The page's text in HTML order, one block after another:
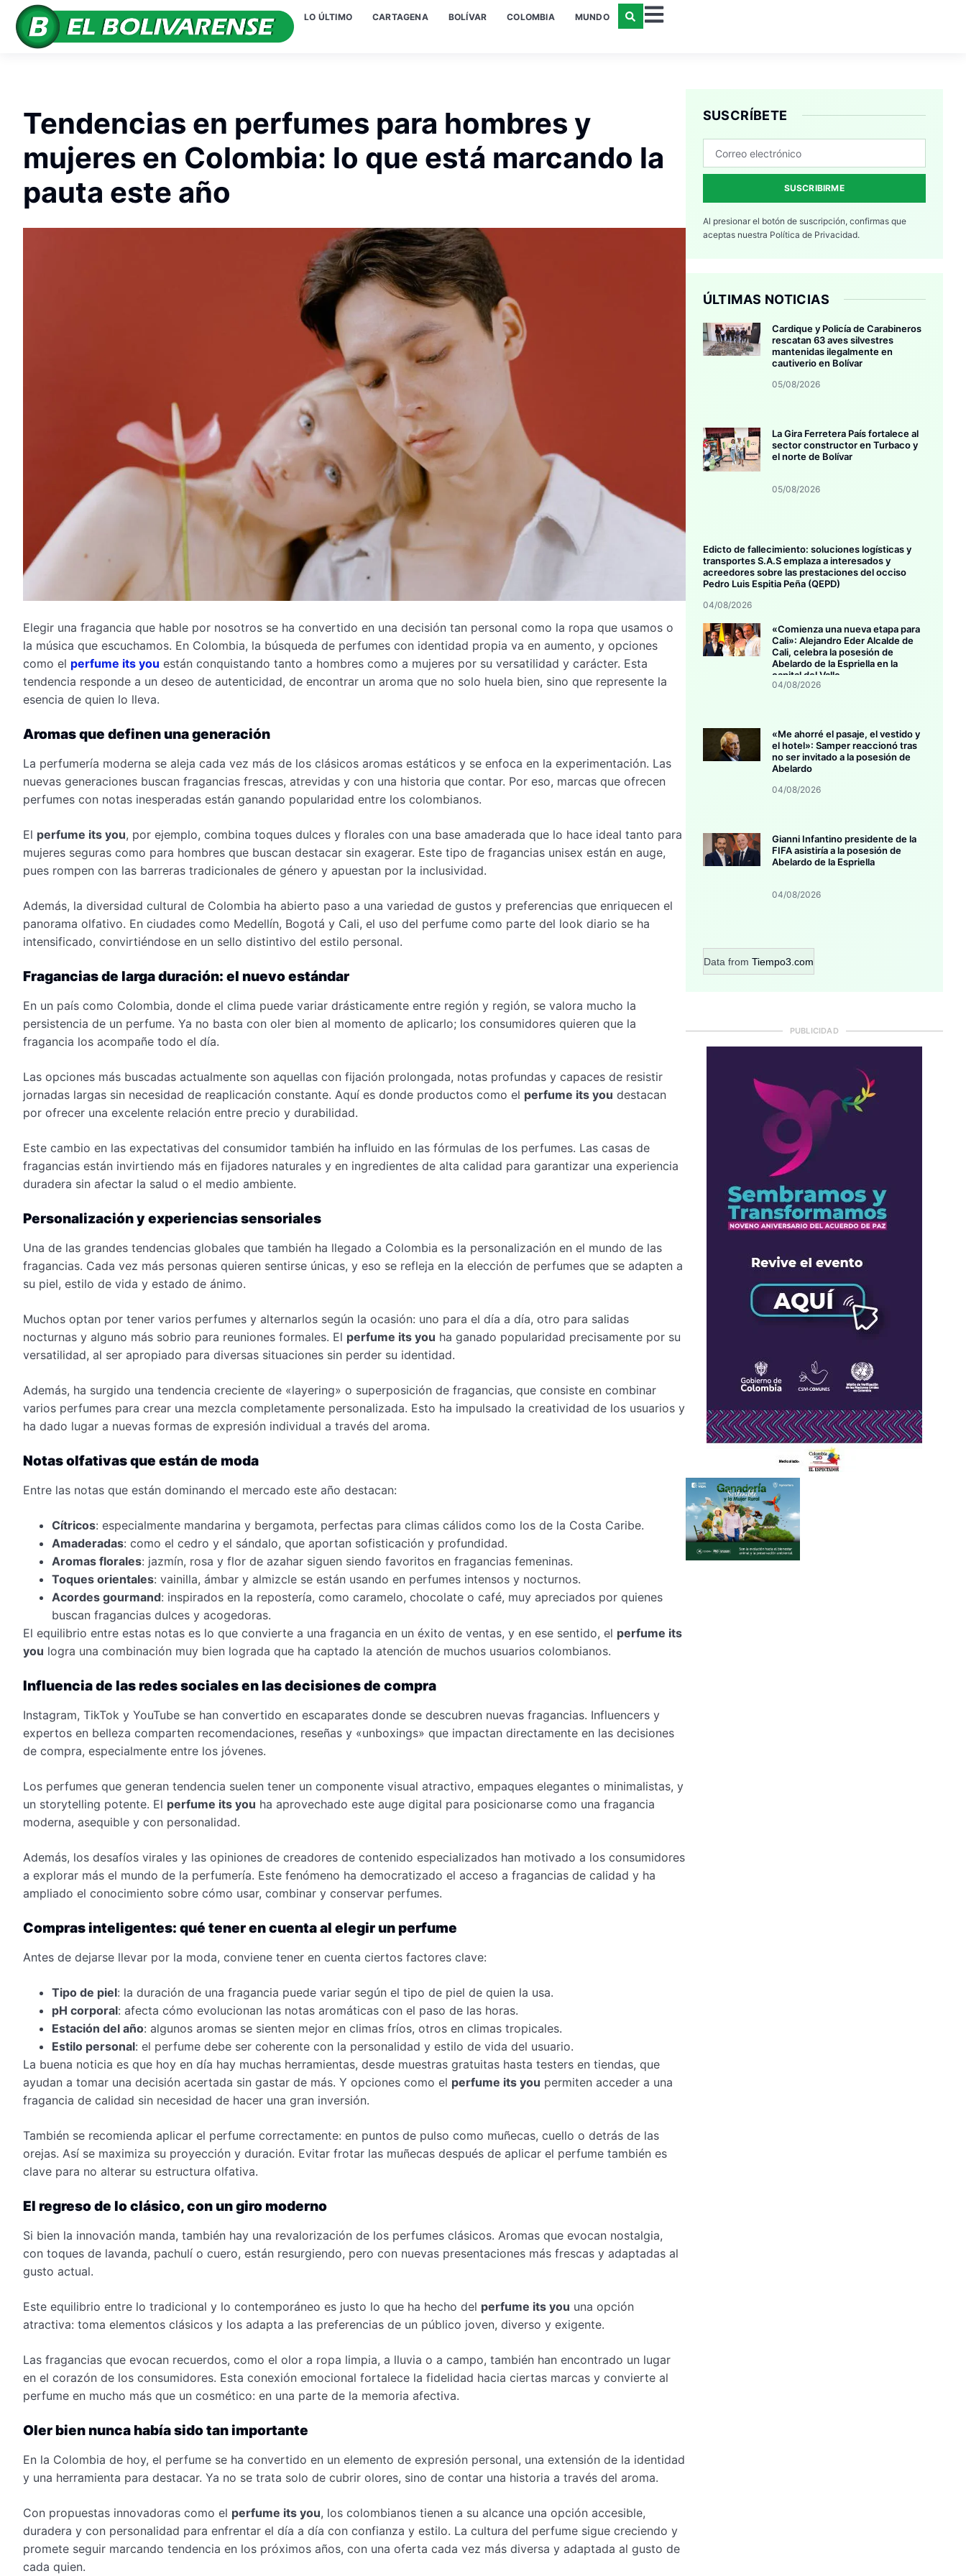
LO ÚLTIMO CARTAGENA BOLÍVAR COLOMBIA MUNDO
Tendencias en perfumes para hombres y
mujeres en Colombia: lo que está marcando la
pauta este año
Elegir una fragancia que hable por nosotros se ha convertido en una decisión tan personal como la ropa que usamos o
la música que escuchamos. En Colombia, la búsqueda de perfumes con identidad propia va en aumento, y opciones
como el perfume its you están conquistando tanto a hombres como a mujeres por su versatilidad y carácter. Esta
tendencia responde a un deseo de autenticidad, de encontrar un aroma que no solo huela bien, sino que represente la
esencia de quien lo lleva.
Aromas que definen una generación
La perfumería moderna se aleja cada vez más de los clásicos aromas estáticos y se enfoca en la experimentación. Las
nuevas generaciones buscan fragancias frescas, atrevidas y con una historia que contar. Por eso, marcas que ofrecen
perfumes con notas inesperadas están ganando popularidad entre los colombianos.
El perfume its you, por ejemplo, combina toques dulces y florales con una base amaderada que lo hace ideal tanto para
mujeres seguras como para hombres que buscan destacar sin exagerar. Este tipo de fragancias unisex están en auge,
pues rompen con las barreras tradicionales de género y apuestan por la inclusividad.
Además, la diversidad cultural de Colombia ha abierto paso a una variedad de gustos y preferencias que enriquecen el
panorama olfativo. En ciudades como Medellín, Bogotá y Cali, el uso del perfume como parte del look diario se ha
intensificado, convirtiéndose en un sello distintivo del estilo personal.
Fragancias de larga duración: el nuevo estándar
En un país como Colombia, donde el clima puede variar drásticamente entre región y región, se valora mucho la
persistencia de un perfume. Ya no basta con oler bien al momento de aplicarlo; los consumidores quieren que la
fragancia los acompañe todo el día.
Las opciones más buscadas actualmente son aquellas con fijación prolongada, notas profundas y capaces de resistir
jornadas largas sin necesidad de reaplicación constante. Aquí es donde productos como el perfume its you destacan
por ofrecer una excelente relación entre precio y durabilidad.
Este cambio en las expectativas del consumidor también ha influido en las fórmulas de los perfumes. Las casas de
fragancias están invirtiendo más en fijadores naturales y en ingredientes de alta calidad para garantizar una experiencia
duradera sin afectar la salud o el medio ambiente.
Personalización y experiencias sensoriales
Una de las grandes tendencias globales que también ha llegado a Colombia es la personalización en el mundo de las
fragancias. Cada vez más personas quieren sentirse únicas, y eso se refleja en la elección de perfumes que se adapten a
su piel, estilo de vida y estado de ánimo.
Muchos optan por tener varios perfumes y alternarlos según la ocasión: uno para el día a día, otro para salidas
nocturnas y alguno más sobrio para reuniones formales. El perfume its you ha ganado popularidad precisamente por su
versatilidad, al ser apropiado para diversas situaciones sin perder su identidad.
Además, ha surgido una tendencia creciente de «layering» o superposición de fragancias, que consiste en combinar
varios perfumes para crear una mezcla completamente personalizada. Esto ha impulsado la creatividad de los usuarios y
ha dado lugar a nuevas formas de expresión individual a través del aroma.
Notas olfativas que están de moda
Entre las notas que están dominando el mercado este año destacan:
Cítricos: especialmente mandarina y bergamota, perfectas para climas cálidos como los de la Costa Caribe.
Amaderadas: como el cedro y el sándalo, que aportan sofisticación y profundidad.
Aromas florales: jazmín, rosa y flor de azahar siguen siendo favoritos en fragancias femeninas.
Toques orientales: vainilla, ámbar y almizcle se están usando en perfumes intensos y nocturnos.
Acordes gourmand: inspirados en la repostería, como caramelo, chocolate o café, muy apreciados por quienes
buscan fragancias dulces y acogedoras.
El equilibrio entre estas notas es lo que convierte a una fragancia en un éxito de ventas, y en ese sentido, el perfume its
you logra una combinación muy bien lograda que ha captado la atención de muchos usuarios colombianos.
Influencia de las redes sociales en las decisiones de compra
Instagram, TikTok y YouTube se han convertido en escaparates donde se descubren nuevas fragancias. Influencers y
expertos en belleza comparten recomendaciones, reseñas y «unboxings» que impactan directamente en las decisiones
de compra, especialmente entre los jóvenes.
Los perfumes que generan tendencia suelen tener un componente visual atractivo, empaques elegantes o minimalistas, y
un storytelling potente. El perfume its you ha aprovechado este auge digital para posicionarse como una fragancia
moderna, asequible y con personalidad.
Además, los desafíos virales y las opiniones de creadores de contenido especializados han motivado a los consumidores
a explorar más el mundo de la perfumería. Este fenómeno ha democratizado el acceso a fragancias de calidad y ha
ampliado el conocimiento sobre cómo usar, combinar y conservar perfumes.
Compras inteligentes: qué tener en cuenta al elegir un perfume
Antes de dejarse llevar por la moda, conviene tener en cuenta ciertos factores clave:
Tipo de piel: la duración de una fragancia puede variar según el tipo de piel de quien la usa.
pH corporal: afecta cómo evolucionan las notas aromáticas con el paso de las horas.
Estación del año: algunos aromas se sienten mejor en climas fríos, otros en climas tropicales.
Estilo personal: el perfume debe ser coherente con la personalidad y estilo de vida del usuario.
La buena noticia es que hoy en día hay muchas herramientas, desde muestras gratuitas hasta testers en tiendas, que
ayudan a tomar una decisión acertada sin gastar de más. Y opciones como el perfume its you permiten acceder a una
fragancia de calidad sin necesidad de hacer una gran inversión.
También se recomienda aplicar el perfume correctamente: en puntos de pulso como muñecas, cuello o detrás de las
orejas. Así se maximiza su proyección y duración. Evitar frotar las muñecas después de aplicar el perfume también es
clave para no alterar su estructura olfativa.
El regreso de lo clásico, con un giro moderno
Si bien la innovación manda, también hay una revalorización de los perfumes clásicos. Aromas que evocan nostalgia,
con toques de lavanda, pachulí o cuero, están resurgiendo, pero con nuevas presentaciones más frescas y adaptadas al
gusto actual.
Este equilibrio entre lo tradicional y lo contemporáneo es justo lo que ha hecho del perfume its you una opción
atractiva: toma elementos clásicos y los adapta a las preferencias de un público joven, diverso y exigente.
Las fragancias que evocan recuerdos, como el olor a ropa limpia, a lluvia o a campo, también han encontrado un lugar
en el corazón de los consumidores. Esta conexión emocional fortalece la fidelidad hacia ciertas marcas y convierte al
perfume en mucho más que un cosmético: en una parte de la memoria afectiva.
Oler bien nunca había sido tan importante
En la Colombia de hoy, el perfume se ha convertido en un elemento de expresión personal, una extensión de la identidad
y una herramienta para destacar. Ya no se trata solo de cubrir olores, sino de contar una historia a través del aroma.
Con propuestas innovadoras como el perfume its you, los colombianos tienen a su alcance una opción accesible,
duradera y con personalidad para enfrentar el día a día con confianza y estilo. La cultura del perfume sigue creciendo y
promete seguir marcando tendencia en los próximos años, con una oferta cada vez más diversa y adaptada al gusto de
cada quien.
SUSCRÍBETE
SUSCRIBIRME
Al presionar el botón de suscripción, confirmas que
aceptas nuestra Política de Privacidad.
ÚLTIMAS NOTICIAS
Cardique y Policía de Carabineros
rescatan 63 aves silvestres
mantenidas ilegalmente en
cautiverio en Bolívar
05/08/2026
La Gira Ferretera País fortalece al
sector constructor en Turbaco y
el norte de Bolívar
05/08/2026
Edicto de fallecimiento: soluciones logísticas y
transportes S.A.S emplaza a interesados y
acreedores sobre las prestaciones del occiso
Pedro Luis Espitia Peña (QEPD)
04/08/2026
«Comienza una nueva etapa para
Cali»: Alejandro Eder Alcalde de
Cali, celebra la posesión de
Abelardo de la Espriella en la
capital del Valle
04/08/2026
«Me ahorré el pasaje, el vestido y
el hotel»: Samper reaccionó tras
no ser invitado a la posesión de
Abelardo
04/08/2026
Gianni Infantino presidente de la
FIFA asistiría a la posesión de
Abelardo de la Espriella
04/08/2026
Data from Tiempo3.com
PUBLICIDAD